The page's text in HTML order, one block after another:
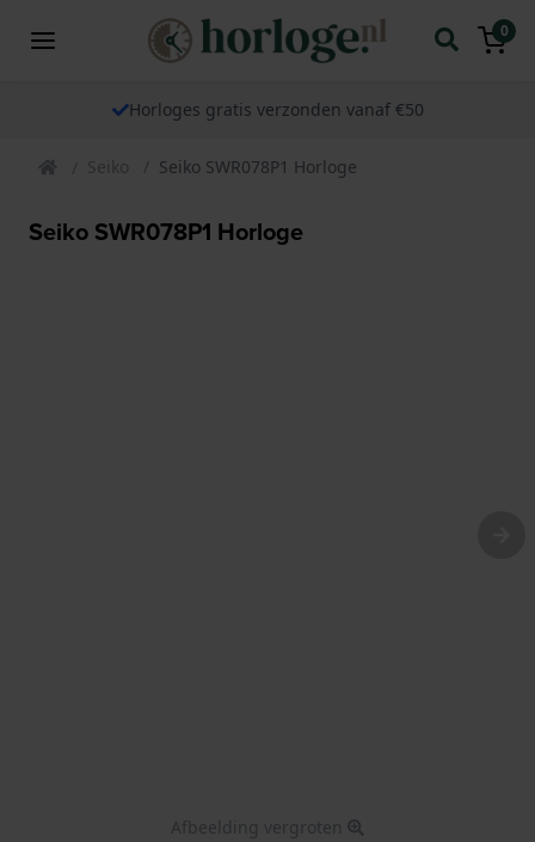
0
Horloges gratis verzonden vanaf €50
Seiko Seiko SWR078P1 Horloge
Seiko SWR078P1 Horloge
Afbeelding vergroten